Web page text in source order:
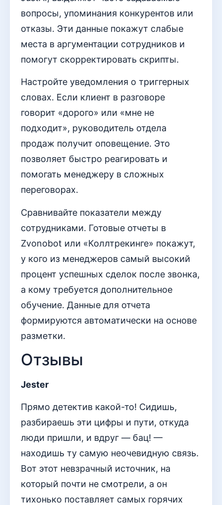
вопросы, упоминания конкурентов или
отказы. Эти данные покажут слабые
места в аргументации сотрудников и
помогут скорректировать скрипты.
Настройте уведомления о триггерных
словах. Если клиент в разговоре
говорит «дорого» или «мне не
подходит», руководитель отдела
продаж получит оповещение. Это
позволяет быстро реагировать и
помогать менеджеру в сложных
переговорах.
Сравнивайте показатели между
сотрудниками. Готовые отчеты в
Zvonobot или «Коллтрекинге» покажут,
у кого из менеджеров самый высокий
процент успешных сделок после звонка,
а кому требуется дополнительное
обучение. Данные для отчета
формируются автоматически на основе
разметки.
Отзывы
Jester
Прямо детектив какой-то! Сидишь,
разбираешь эти цифры и пути, откуда
люди пришли, и вдруг — бац! —
находишь ту самую неочевидную связь.
Вот этот невзрачный источник, на
который почти не смотрели, а он
тихонько поставляет самых горячих